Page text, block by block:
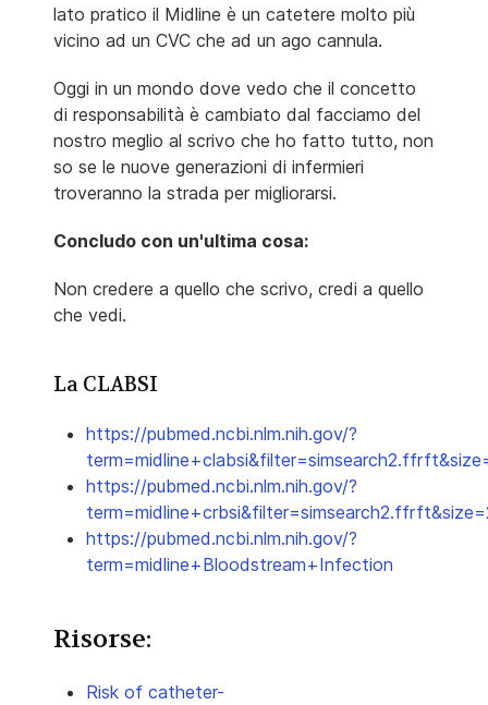
lato pratico il Midline è un catetere molto più
vicino ad un CVC che ad un ago cannula.
Oggi in un mondo dove vedo che il concetto
di responsabilità è cambiato dal facciamo del
nostro meglio al scrivo che ho fatto tutto, non
so se le nuove generazioni di infermieri
troveranno la strada per migliorarsi.
Concludo con un'ultima cosa:
Non credere a quello che scrivo, credi a quello
che vedi.
La CLABSI
https://pubmed.ncbi.nlm.nih.gov/?
https://pubmed.ncbi.nlm.nih.gov/?
https://pubmed.ncbi.nlm.nih.gov/?
term=midline+Bloodstream+Infection
Risorse:
Risk of catheter-